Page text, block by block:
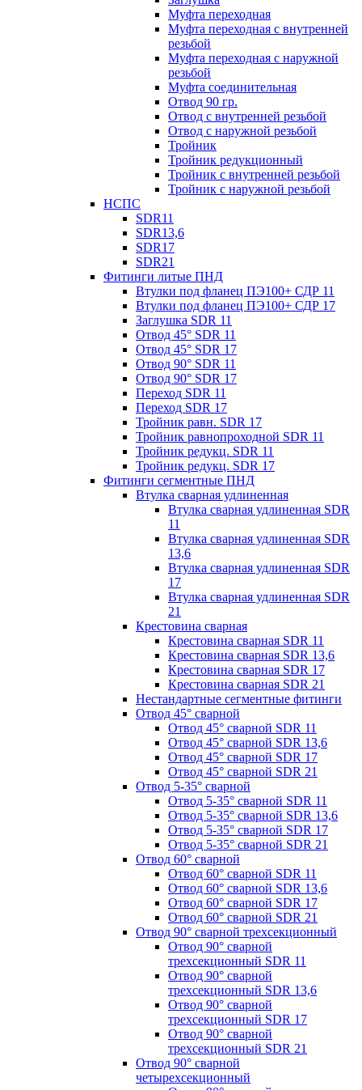
Муфта переходная
Муфта переходная с внутренней
резьбой
Муфта переходная с наружной
резьбой
Муфта соединительная
Отвод 90 гр.
Отвод с внутренней резьбой
Отвод с наружной резьбой
Тройник
Тройник редукционный
Тройник с внутренней резьбой
Тройник с наружной резьбой
НСПС
SDR11
SDR13,6
SDR17
SDR21
Фитинги литые ПНД
Втулки под фланец ПЭ100+ СДР 11
Втулки под фланец ПЭ100+ СДР 17
Заглушка SDR 11
Отвод 45° SDR 11
Отвод 45° SDR 17
Отвод 90° SDR 11
Отвод 90° SDR 17
Переход SDR 11
Переход SDR 17
Тройник равн. SDR 17
Тройник равнопроходной SDR 11
Тройник редукц. SDR 11
Тройник редукц. SDR 17
Фитинги сегментные ПНД
Втулка сварная удлиненная
Втулка сварная удлиненная SDR
11
Втулка сварная удлиненная SDR
13,6
Втулка сварная удлиненная SDR
17
Втулка сварная удлиненная SDR
21
Крестовина сварная
Крестовина сварная SDR 11
Крестовина сварная SDR 13,6
Крестовина сварная SDR 17
Крестовина сварная SDR 21
Нестандартные сегментные фитинги
Отвод 45° сварной
Отвод 45° сварной SDR 11
Отвод 45° сварной SDR 13,6
Отвод 45° сварной SDR 17
Отвод 45° сварной SDR 21
Отвод 5-35° сварной
Отвод 5-35° сварной SDR 11
Отвод 5-35° сварной SDR 13,6
Отвод 5-35° сварной SDR 17
Отвод 5-35° сварной SDR 21
Отвод 60° сварной
Отвод 60° сварной SDR 11
Отвод 60° сварной SDR 13,6
Отвод 60° сварной SDR 17
Отвод 60° сварной SDR 21
Отвод 90° сварной трехсекционный
Отвод 90° сварной
трехсекционный SDR 11
Отвод 90° сварной
трехсекционный SDR 13,6
Отвод 90° сварной
трехсекционный SDR 17
Отвод 90° сварной
трехсекционный SDR 21
Отвод 90° сварной
четырехсекционный